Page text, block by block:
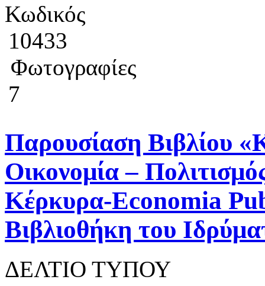
Κωδικός
10433
Φωτογραφίες
7
Παρουσίαση Βιβλίου
Οικονομία –
Κέρκυρα-Economia
Βιβλιοθήκη του
ΔΕΛΤΙΟ ΤΥΠΟΥ